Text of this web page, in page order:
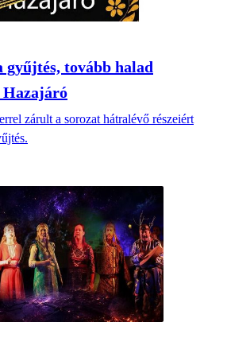
tovább halad
Hazajáró
zárult a sorozat hátralévő részeiért